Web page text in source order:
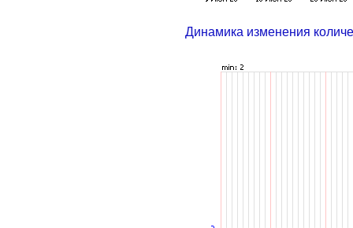
Динамика изменения